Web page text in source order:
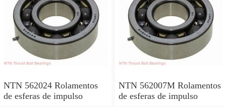
NTN 562024 Rolamentos
de esferas de impulso
NTN 562007M Rolamentos
de esferas de impulso